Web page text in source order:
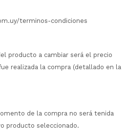
terminos-condiciones
producto a cambiar será el precio
realizada la compra (detallado en la
de la compra no será tenida
producto seleccionado.